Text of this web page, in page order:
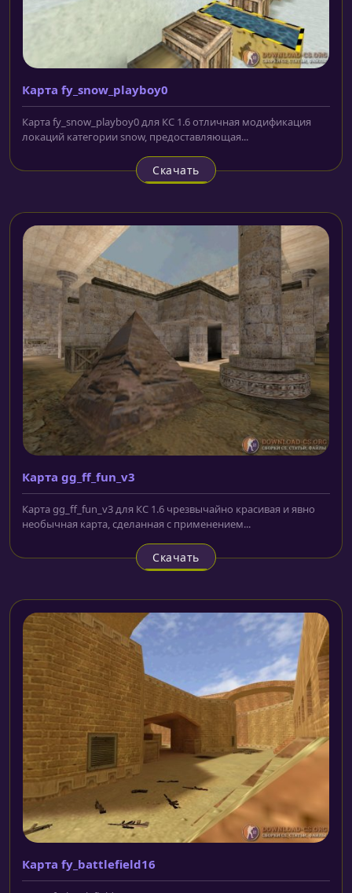
Карта fy_snow_playboy0
Карта fy_snow_playboy0 для КС 1.6 отличная модификация
локаций категории snow, предоставляющая...
Скачать
Карта gg_ff_fun_v3
Карта gg_ff_fun_v3 для КС 1.6 чрезвычайно красивая и явно
необычная карта, сделанная с применением...
Скачать
Карта fy_battlefield16